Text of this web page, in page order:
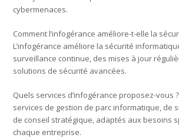
cybermenaces.
Comment l’infogérance améliore-t-elle la
L’infogérance améliore la sécurité
surveillance continue, des mises à jour
solutions de sécurité avancées.
Quels services d’infogérance proposez-vous
services de gestion de parc informatique, de
de conseil stratégique, adaptés aux besoins
chaque entreprise.